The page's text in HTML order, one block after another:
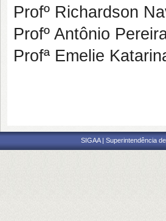
Profº Richardson
Profº Antônio
Profª Emelie
SIGAA | Superintendência